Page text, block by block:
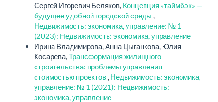
Сергей Игоревич Беляков, Концепция «таймбэк» —
будущее удобной городской среды ,
Недвижимость: экономика, управление: № 1
(2023): Недвижимость: экономика, управление
Ирина Владимирова, Анна Цыганкова, Юлия
Косарева,Трансформация жилищного
строительства: проблемы управления
стоимостью проектов, Недвижимость: экономика,
управление: № 1 (2021): Недвижимость:
экономика, управление